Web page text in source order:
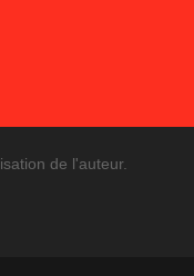
de l'auteur.